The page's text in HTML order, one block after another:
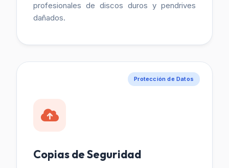
profesionales de discos duros y pendrives
dañados.
Protección de Datos
Copias de Seguridad